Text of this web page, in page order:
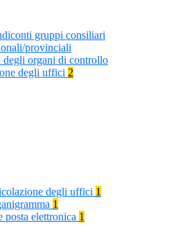
gruppi consiliari
provinciali
degli organi di controllo
degli uffici 2
degli uffici 1
1
posta elettronica 1